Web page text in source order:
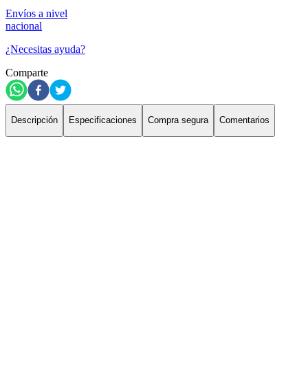
Envíos a nivel
nacional
¿Necesitas ayuda?
Comparte
Descripción Especificaciones Compra segura Comentarios